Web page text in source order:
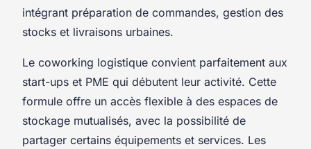
intégrant préparation de commandes, gestion des
stocks et livraisons urbaines.
Le coworking logistique convient parfaitement aux
start-ups et PME qui débutent leur activité. Cette
formule offre un accès flexible à des espaces de
stockage mutualisés, avec la possibilité de
partager certains équipements et services. Les